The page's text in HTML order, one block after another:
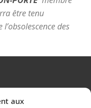
aux
être tenu
des